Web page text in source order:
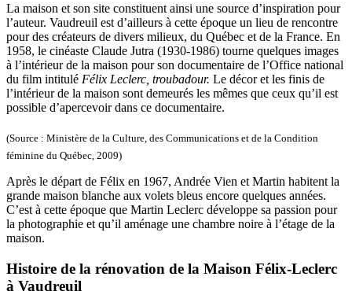
La maison et son site constituent ainsi une source d’inspiration pour
l’auteur. Vaudreuil est d’ailleurs à cette époque un lieu de rencontre
pour des créateurs de divers milieux, du Québec et de la France. En
1958, le cinéaste Claude Jutra (1930-1986) tourne quelques images
à l’intérieur de la maison pour son documentaire de l’Office national
du film intitulé Félix Leclerc, troubadour. Le décor et les finis de
l’intérieur de la maison sont demeurés les mêmes que ceux qu’il est
possible d’apercevoir dans ce documentaire.
(Source : Ministère de la Culture, des Communications et de la Condition
féminine du Québec, 2009)
Après le départ de Félix en 1967, Andrée Vien et Martin habitent la
grande maison blanche aux volets bleus encore quelques années.
C’est à cette époque que Martin Leclerc développe sa passion pour
la photographie et qu’il aménage une chambre noire à l’étage de la
maison.
Histoire de la rénovation de la Maison Félix-Leclerc
à Vaudreuil